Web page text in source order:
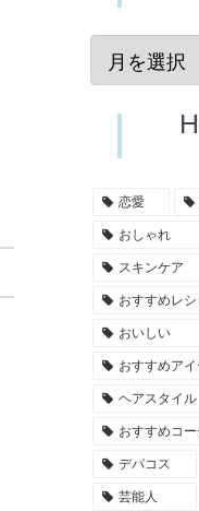
恋愛
おしゃれ
スキンケア
おすすめレ
おいしい
おすすめアイ
ヘアスタイル
おすすめコ
デパコス
芸能人